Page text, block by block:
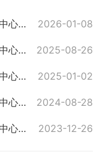
2026年度汨罗市农村经管管理服务中心部门预算公开 2026-01-08
2024年度汨罗市农村经营管理服务中心部门决算 2025-08-26
2025年度汨罗市农村经营管理服务中心部门预算 2025-01-02
2023年度汨罗市农村经营管理服务中心部门决算 2024-08-28
2024年度汨罗市农村经营管理服务中心部门预算 2023-12-26